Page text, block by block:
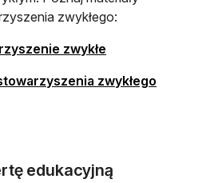
zwykłego:
zwykłe
zwykłego
edukacyjną